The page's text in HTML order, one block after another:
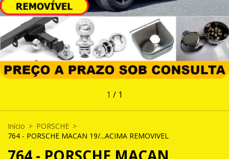
1 / 1
Início > PORSCHE >
764 - PORSCHE MACAN 19/...ACIMA REMOVIVEL